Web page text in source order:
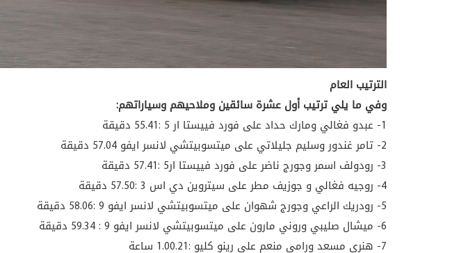
الترتيب العام
وفي ما يلي ترتيب أول عشرة سائقين وملاحيهم وسياراتهم:
1- عبدو فغالي ومارك حداد على فورد فييستا ار 5 :55.41 دقيقة
2- تامر غندور وسليم جليلاتي على ميتسوبيتشي لانسر ايفو 57.04 دقيقة
3- رودولف اسمر وجورج ناضر على فورد فييستا ار5 :57.41 دقيقة
4- روجيه فغالي و جوزيف مطر على سيتروين دي اس 3 :57.50 دقيقة
5- رودريك الراعي وجورج شهوان على ميتسوبيتشي لانسر ايفو 9 :58.06 دقيقة
6- ميشال صليبي وروني مارون على ميتسوبيتشي لانسر ايفو 9 : 59.34 دقيقة
7- هنري مسعد ورامي منعم على رينو كليو :1.00.21 ساعة